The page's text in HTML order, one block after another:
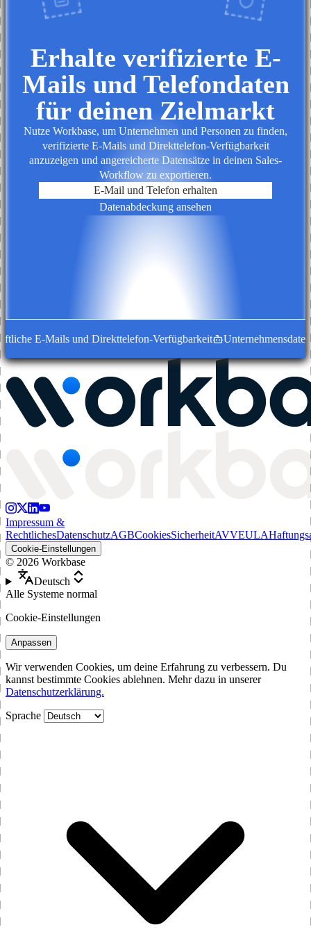
Erhalte verifizierte E-
Mails und Telefondaten
für deinen Zielmarkt
Nutze Workbase, um Unternehmen und Personen zu finden,
verifizierte E-Mails und Direkttelefon-Verfügbarkeit
anzuzeigen und angereicherte Datensätze in deinen Sales-
Workflow zu exportieren.
E-Mail und Telefon erhalten
Datenabdeckung ansehen
E-Mails und Direkttelefon-Verfügbarkeit
Impressum &
RechtlichesDatenschutzAGBCookiesSicherheitAVVEULA
Cookie-Einstellungen
© 2026 Workbase
Deutsch
Alle Systeme normal
Cookie-Einstellungen
Anpassen
Wir verwenden Cookies, um deine Erfahrung zu verbessern. Du
kannst bestimmte Cookies ablehnen. Mehr dazu in unserer
Datenschutzerklärung.
Sprache